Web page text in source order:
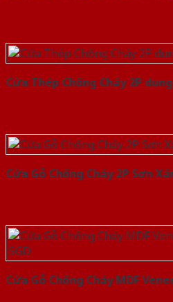
Cửa Thép Chống Cháy 2P
Cửa Gỗ Chống Cháy 2P Sơn
Cửa Gỗ Chống Cháy MDF